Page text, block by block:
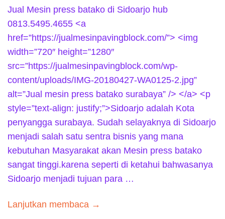
Jual Mesin press batako di Sidoarjo hub
0813.5495.4655 <a
href=”https://jualmesinpavingblock.com/”> <img
width=”720″ height=”1280″
src=”https://jualmesinpavingblock.com/wp-
content/uploads/IMG-20180427-WA0125-2.jpg”
alt=”Jual mesin press batako surabaya” /> </a> <p
style=”text-align: justify;”>Sidoarjo adalah Kota
penyangga surabaya. Sudah selayaknya di Sidoarjo
menjadi salah satu sentra bisnis yang mana
kebutuhan Masyarakat akan Mesin press batako
sangat tinggi.karena seperti di ketahui bahwasanya
Sidoarjo menjadi tujuan para …
Lanjutkan membaca →